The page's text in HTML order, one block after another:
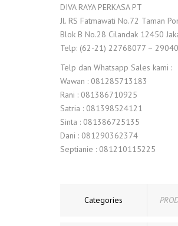
DIVA RAYA PERKASA PT
Jl. RS Fatmawati No.72 Taman
Blok B No.28 Cilandak 12450
Telp: (62-21) 22768077 –
Telp dan Whatsapp Sales kami :
Wawan : 081285713183
Rani : 081386710925
Satria : 081398524121
Sinta : 081386725135
Dani : 081290362374
Septianie : 081210115225
Categories